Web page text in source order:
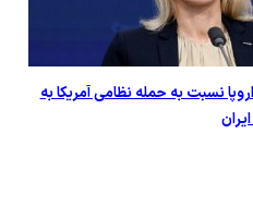
نسبت به حمله نظامی آمریکا به